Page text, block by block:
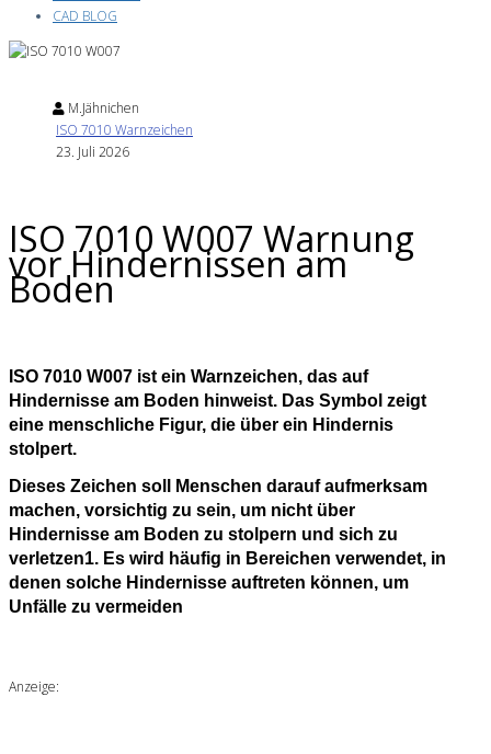
CAD BLOG
M.Jähnichen
ISO 7010 Warnzeichen
23. Juli 2026
ISO 7010 W007 Warnung
vor Hindernissen am
Boden
ISO 7010 W007 ist ein Warnzeichen, das auf
Hindernisse am Boden hinweist. Das Symbol zeigt
eine menschliche Figur, die über ein Hindernis
stolpert.
Dieses Zeichen soll Menschen darauf aufmerksam
machen, vorsichtig zu sein, um nicht über
Hindernisse am Boden zu stolpern und sich zu
verletzen1. Es wird häufig in Bereichen verwendet, in
denen solche Hindernisse auftreten können, um
Unfälle zu vermeiden
Anzeige: